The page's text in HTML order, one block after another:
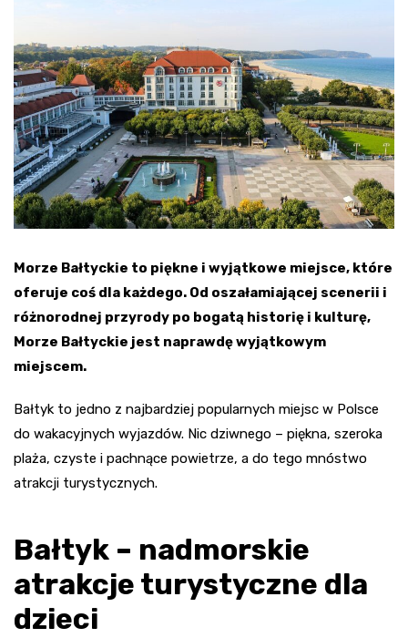
Morze Bałtyckie to piękne i wyjątkowe miejsce, które
oferuje coś dla każdego. Od oszałamiającej scenerii i
różnorodnej przyrody po bogatą historię i kulturę,
Morze Bałtyckie jest naprawdę wyjątkowym
miejscem.
Bałtyk to jedno z najbardziej popularnych miejsc w Polsce
do wakacyjnych wyjazdów. Nic dziwnego – piękna, szeroka
plaża, czyste i pachnące powietrze, a do tego mnóstwo
atrakcji turystycznych.
Bałtyk – nadmorskie
atrakcje turystyczne dla
dzieci